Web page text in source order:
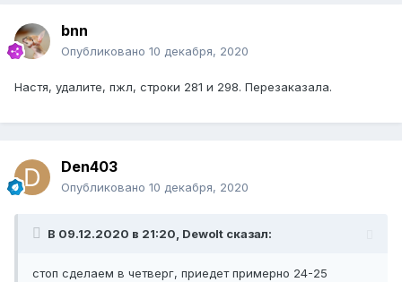
bnn
Опубликовано 10 декабря, 2020
Настя, удалите, пжл, строки 281 и 298. Перезаказала.
Den403
Опубликовано 10 декабря, 2020
В 09.12.2020 в 21:20, Dewolt сказал:
стоп сделаем в четверг, приедет примерно 24-25